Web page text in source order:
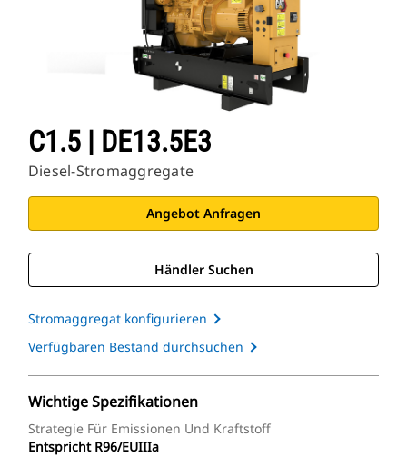
C1.5 | DE13.5E3
Diesel-Stromaggregate
Angebot Anfragen
Händler Suchen
Stromaggregat konfigurieren
Verfügbaren Bestand durchsuchen
Wichtige Spezifikationen
Strategie Für Emissionen Und Kraftstoff
Entspricht R96/EUIIIa